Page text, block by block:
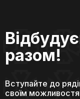
разом!
Вступайте до
своїм